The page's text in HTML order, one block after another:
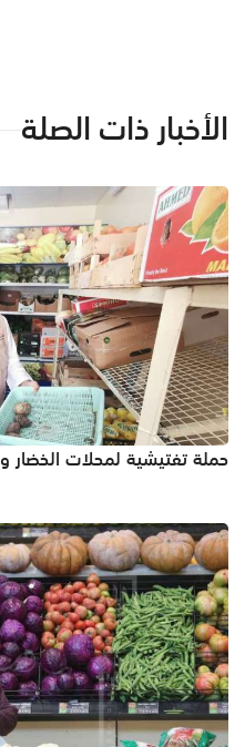
الأخبار ذات الصلة
حملة تفتيشية لمحلات الخضار